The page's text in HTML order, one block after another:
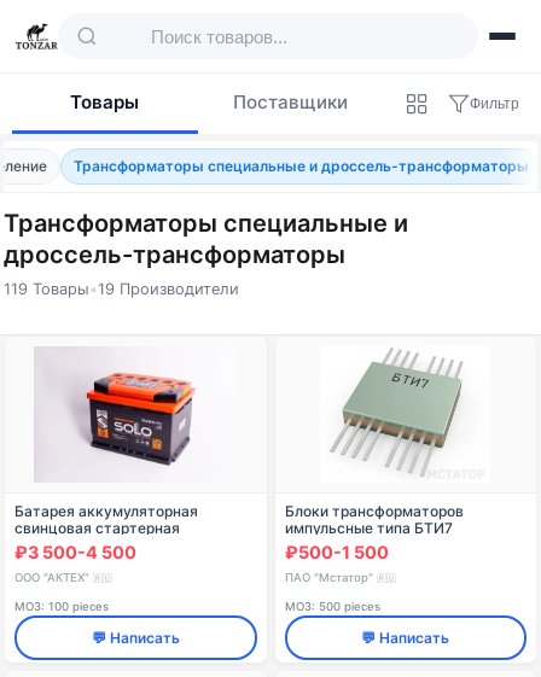
Товары Поставщики Фильтр
Трансформаторы специальные и дроссель-трансформаторы
Трансформаторы специальные и
дроссель-трансформаторы
119 Товары •19 Производители
Товары — Трансформаторы
Батарея аккумуляторная
свинцовая стартерная
6СТ-54NC(N), L, LY, VL, EFB
₽3 500-4 500
ООО "АКТЕХ" 🇷🇺
МОЗ: 100 pieces
💬 Написать
Блоки трансформаторов
импульсные типа БТИ7
₽500-1 500
ПАО "Мстатор" 🇷🇺
МОЗ: 500 pieces
💬 Написать